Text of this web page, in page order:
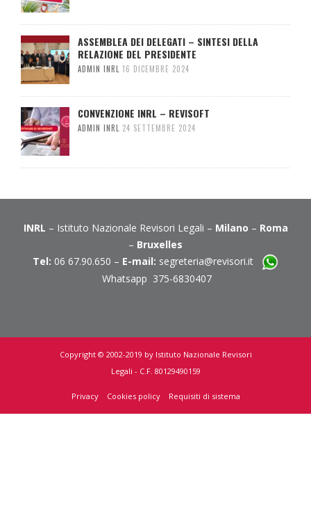
ASSEMBLEA DEI DELEGATI – SINTESI DELLA
RELAZIONE DEL PRESIDENTE
ADMIN INRL 16 DICEMBRE 2024
CONVENZIONE INRL – REVISOFT
ADMIN INRL 24 SETTEMBRE 2024
INRL – Istituto Nazionale Revisori Legali – Milano – Roma
– Bruxelles
Tel: 06 67.90.650 – E-mail: segreteria@revisori.it
Whatsapp 375-6830407
Copyright © 2002-2019 by Istituto Nazionale Revisori
Legali - C.F. 80129490159
Privacy Cookies policy Requisiti di sistema